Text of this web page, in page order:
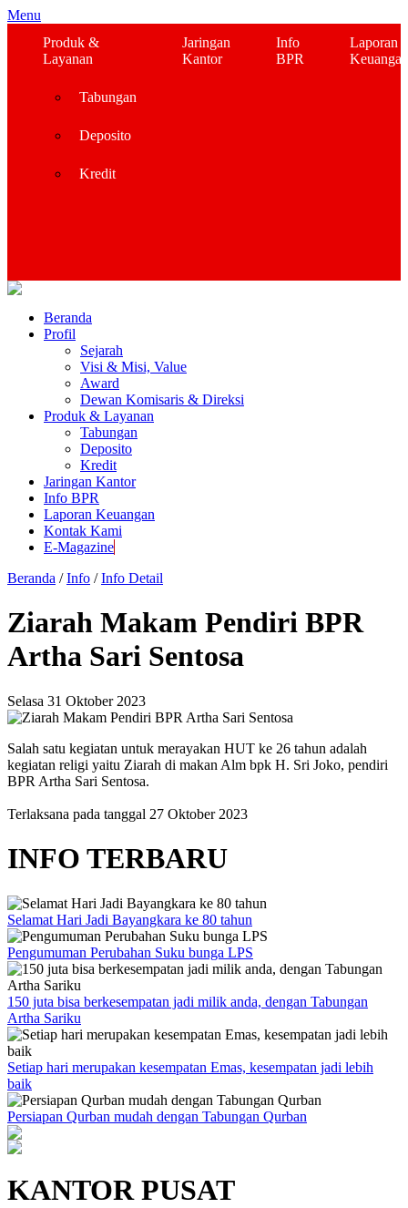
Menu
Produk &
Layanan
Tabungan
Deposito
Kredit
Jaringan
Kantor
Info
BPR
Laporan
Keuangan
Beranda
Profil
Sejarah
Visi & Misi, Value
Award
Dewan Komisaris & Direksi
Produk & Layanan
Tabungan
Deposito
Kredit
Jaringan Kantor
Info BPR
Laporan Keuangan
Kontak Kami
E-Magazine
Beranda /Info /Info Detail
Ziarah Makam Pendiri BPR
Artha Sari Sentosa
Selasa 31 Oktober 2023
Salah satu kegiatan untuk merayakan HUT ke 26 tahun adalah
kegiatan religi yaitu Ziarah di makan Alm bpk H. Sri Joko, pendiri
BPR Artha Sari Sentosa.
Terlaksana pada tanggal 27 Oktober 2023
INFO TERBARU
Selamat Hari Jadi Bayangkara ke 80 tahun
Pengumuman Perubahan Suku bunga LPS
150 juta bisa berkesempatan jadi milik anda, dengan Tabungan
Artha Sariku
Setiap hari merupakan kesempatan Emas, kesempatan jadi lebih
baik
Persiapan Qurban mudah dengan Tabungan Qurban
KANTOR PUSAT